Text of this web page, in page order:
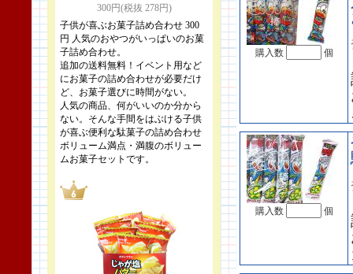
300円(税抜 278円)
子供が喜ぶお菓子詰め合わせ 300
円 人気のおやつがいっぱいのお菓
子詰め合わせ。
追加の送料無料！イベント用など
にお菓子の詰め合わせが必要だけ
ど、お菓子選びに時間がない。
人気の商品、何がいいのか分から
ない。そんな手間をはぶける子供
が喜ぶ便利な駄菓子の詰め合わせ
ボリューム満点・満腹のボリュー
ムお菓子セットです。
購入数 個
購入数 個